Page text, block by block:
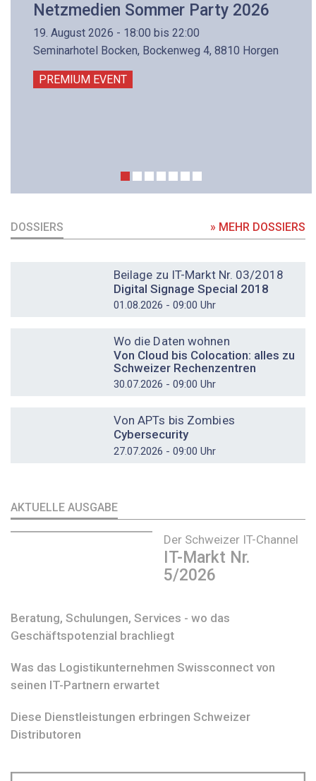
Netzmedien Sommer Party 2026
19. August 2026 - 18:00 bis 22:00
Seminarhotel Bocken, Bockenweg 4, 8810 Horgen
PREMIUM EVENT
DOSSIERS » MEHR DOSSIERS
Beilage zu IT-Markt Nr. 03/2018
Digital Signage Special 2018
01.08.2026 - 09:00 Uhr
Wo die Daten wohnen
Von Cloud bis Colocation: alles zu
Schweizer Rechenzentren
30.07.2026 - 09:00 Uhr
Von APTs bis Zombies
Cybersecurity
27.07.2026 - 09:00 Uhr
AKTUELLE AUSGABE
Der Schweizer IT-Channel
IT-Markt Nr.
5/2026
Beratung, Schulungen, Services - wo das
Geschäftspotenzial brachliegt
Was das Logistikunternehmen Swissconnect von
seinen IT-Partnern erwartet
Diese Dienstleistungen erbringen Schweizer
Distributoren